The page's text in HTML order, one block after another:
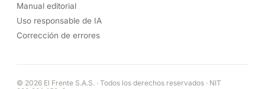
Manual editorial
Uso responsable de IA
Corrección de errores
© 2026 El Frente S.A.S. · Todos los derechos reservados · NIT